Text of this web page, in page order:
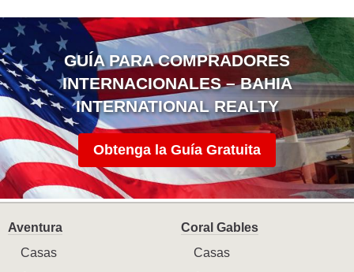
GUÍA PARA COMPRADORES
INTERNACIONALES – BAHIA
INTERNATIONAL REALTY
Obtenga la Guía Gratuita
Aventura
Casas
Coral Gables
Casas